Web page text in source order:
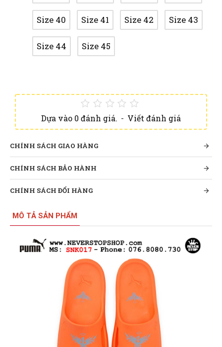
Dựa vào 0 đánh giá. - Viết đánh giá
Size 40 Size 41 Size 42 Size 43
Size 44 Size 45
CHÍNH SÁCH GIAO HÀNG
CHÍNH SÁCH BẢO HÀNH
CHÍNH SÁCH ĐỔI HÀNG
MÔ TẢ SẢN PHẨM